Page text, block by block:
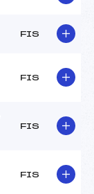
FIS
FIS
FIS
FIS